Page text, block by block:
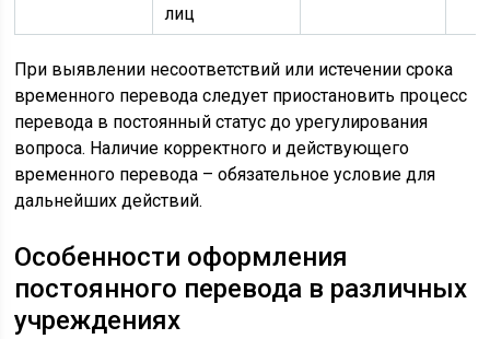
лиц
При выявлении несоответствий или истечении срока
временного перевода следует приостановить процесс
перевода в постоянный статус до урегулирования
вопроса. Наличие корректного и действующего
временного перевода – обязательное условие для
дальнейших действий.
Особенности оформления
постоянного перевода в различных
учреждениях